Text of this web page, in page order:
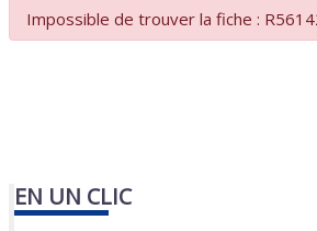
Impossible de trouver la fiche :
EN UN CLIC